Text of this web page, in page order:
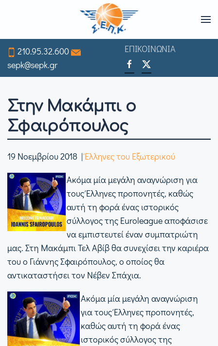
to
main
content
210.95.32.600
sepk@sepk.gr
ΕΠΙΚΟΙΝΩΝΙΑ
Στην Μακάμπι ο
Σφαιρόπουλος
19 Νοεμβρίου 2018 |Έλληνες του Εξωτερικού
Ακόμα μία μεγάλη αναγνώριση για
τους Έλληνες προπονητές, καθώς
αυτή τη φορά ένας ιστορικός
σύλλογος της Euroleague αποφάσισε
να εμπιστευτεί έναν συμπατριώτη
μας. Στη Μακάμπι Τελ Αβίβ θα συνεχίσει την καριέρα
του ο Γιάννης Σφαιρόπουλος, ο οποίος θα
αντικαταστήσει τον Νέβεν Σπάχια.
Ακόμα μία μεγάλη αναγνώριση
για τους Έλληνες προπονητές,
καθώς αυτή τη φορά ένας
ιστορικός σύλλογος της